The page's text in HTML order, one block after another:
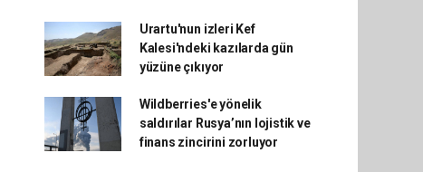
Urartu'nun izleri Kef
Kalesi'ndeki kazılarda gün
yüzüne çıkıyor
Wildberries'e yönelik
saldırılar Rusya’nın lojistik ve
finans zincirini zorluyor